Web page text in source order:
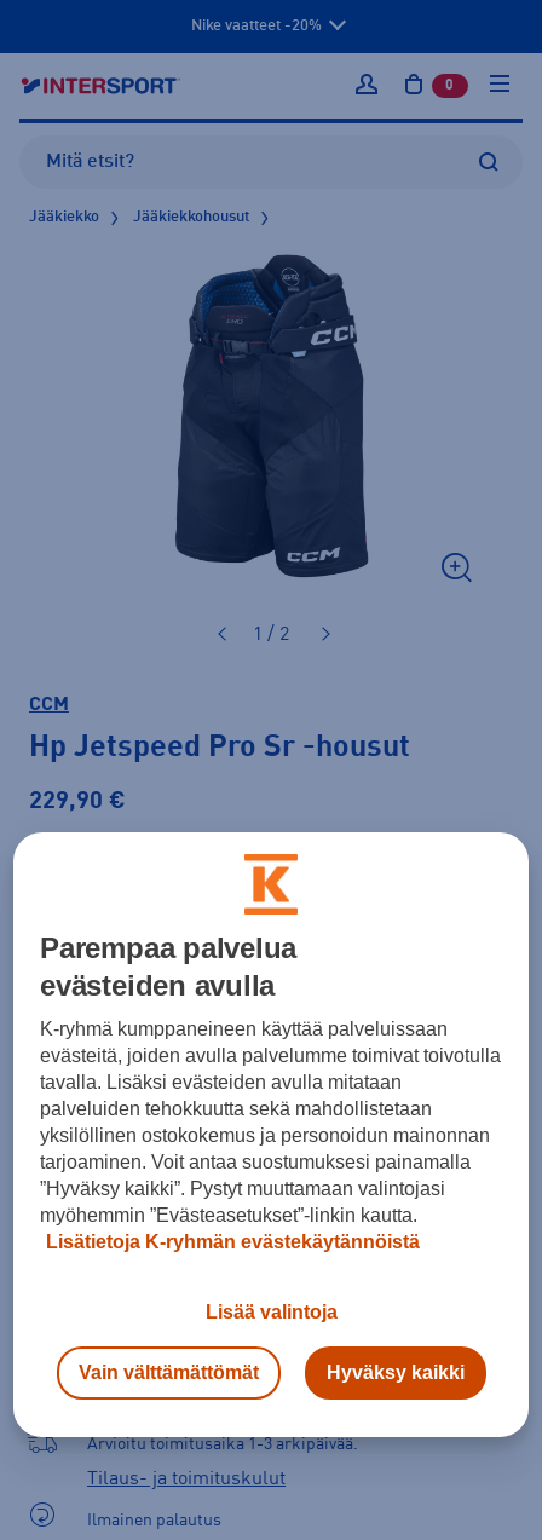
Nike vaatteet -20%
Kirjaudu sisään
0 tuotetta
Jääkiekko Jääkiekkohousut
1 / 2
CCM
Hp Jetspeed Pro Sr -housut
229,90 €
Koko
XL
Lisää ostoskoriin
Tarkista saatavuus ja tilaa myymälästä
Valitse koko nähdäksesi myymäläsaatavuuden.
Arvioitu toimitusaika 1-3 arkipäivää.
Tilaus- ja toimituskulut
Ilmainen palautus
Parempaa palvelua
evästeiden avulla
K-ryhmä kumppaneineen käyttää palveluissaan
evästeitä, joiden avulla palvelumme toimivat toivotulla
tavalla. Lisäksi evästeiden avulla mitataan
palveluiden tehokkuutta sekä mahdollistetaan
yksilöllinen ostokokemus ja personoidun mainonnan
tarjoaminen. Voit antaa suostumuksesi painamalla
”Hyväksy kaikki”. Pystyt muuttamaan valintojasi
myöhemmin ”Evästeasetukset”-linkin kautta.
Lisätietoja K-ryhmän evästekäytännöistä
Lisää valintoja
Vain välttämättömät Hyväksy kaikki